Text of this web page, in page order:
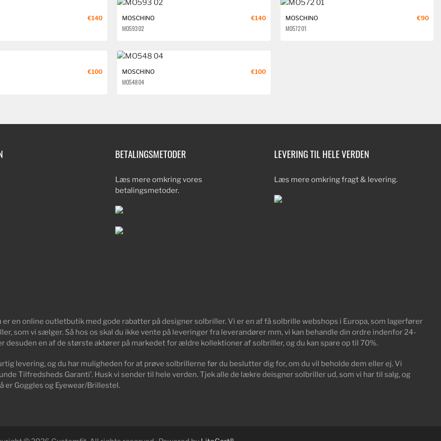
€140 €140
MOSCHINO
MO593 02
€90
MOSCHINO
MO572 01
€100 €100
MOSCHINO
MO548 04
BETALINGSMETODER
Læs mere omkring vores
betalingsmetoder.
LEVERING TIL HELE VERDEN
Læs mere omkring fragt & levering.
en online outletbutik med gode rabatter på designer solbriller. Vi er en af få solbrille webshops i Europa, som lagerfører
som vi sælger. Så hos os skal du ikke vente på leveringer fra leverandører mm, vi kan behandle din ordre indenfor 24-
desuden en af de største aktører på markedet for ældre kollektioner af solbriller, og du kan spare op til 70%.
levering, og du har muligheden for at prøve solbrillerne før du beslutter dig for, om du vil beholde dem eller ej. Vi
Tilfredsheds Garanti’. Husk vi sender til hele verden. Tjek alle de lækre deisgner solbriller ud, som vi har til salg, og
er Goggles og Eyewear/Brillestel.